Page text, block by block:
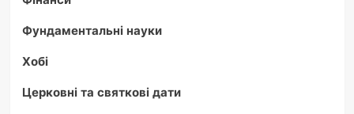
Фундаментальні науки
Хобі
Церковні та святкові дати